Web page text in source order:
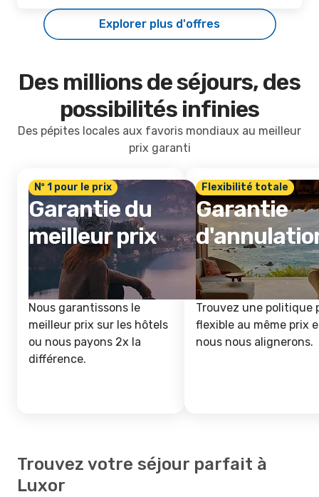
Explorer plus d'offres
Des millions de séjours, des
possibilités infinies
Des pépites locales aux favoris mondiaux au meilleur
prix garanti
Nº 1 pour le prix
Garantie du
meilleur prix
Nous garantissons le
meilleur prix sur les hôtels
ou nous payons 2x la
différence.
Flexibilité totale
Garantie
Trouvez une politique
flexible au même prix
nous nous alignerons.
Trouvez votre séjour parfait à
Luxor